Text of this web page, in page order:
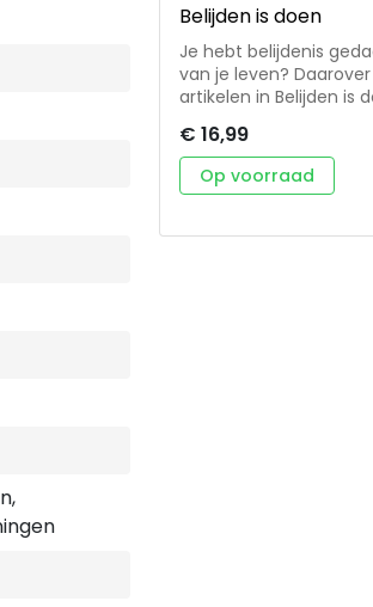
Belijden is doen
Je hebt belijdenis
van je leven?
artikelen in Belijden is
geloof delen en de
een afwisselend
€ 16,99
Op voorraad